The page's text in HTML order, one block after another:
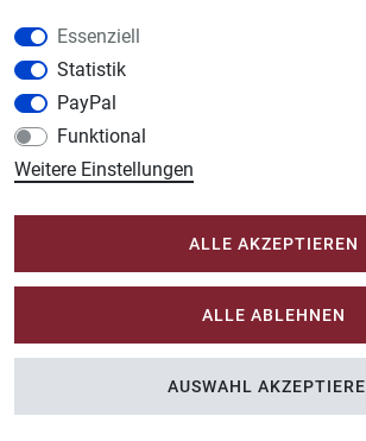
Modellbau-City.com
Military + Tabletop Plastikmodelle und Modellbau Farben
Spiel.
Im-Shop-kaufen.de
Küchen Zubehör - Haus/Garten - Tierbedarf
Essenziell
Statistik
PayPal
Funktional
Weitere Einstellungen
ALLE AKZEPTIEREN
ALLE ABLEHNEN
AUSWAHL